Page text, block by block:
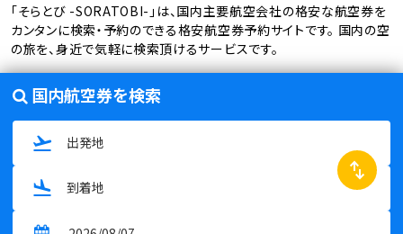
「そらとび -SORATOBI-」は、国内主要航空会社の格安な航空券を
カンタンに検索・予約のできる格安航空券予約サイトです。 国内の空
の旅を、身近で気軽に検索頂けるサービスです。
国内航空券を検索
swap_horiz